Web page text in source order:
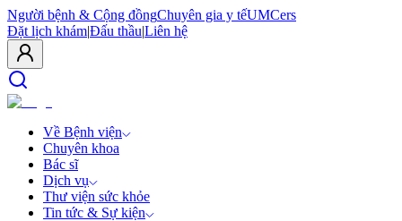
Người bệnh & Cộng đồngChuyên gia y tếUMCers
Đặt lịch khám|Đấu thầu|Liên hệ
Về Bệnh viện
Chuyên khoa
Bác sĩ
Dịch vụ
Thư viện sức khỏe
Tin tức & Sự kiện